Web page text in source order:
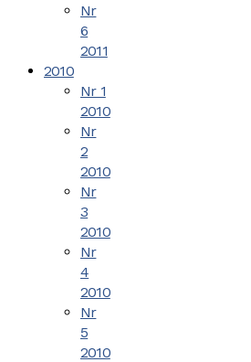
Nr
6
2011
2010
Nr 1
2010
Nr
2
2010
Nr
3
2010
Nr
4
2010
Nr
5
2010